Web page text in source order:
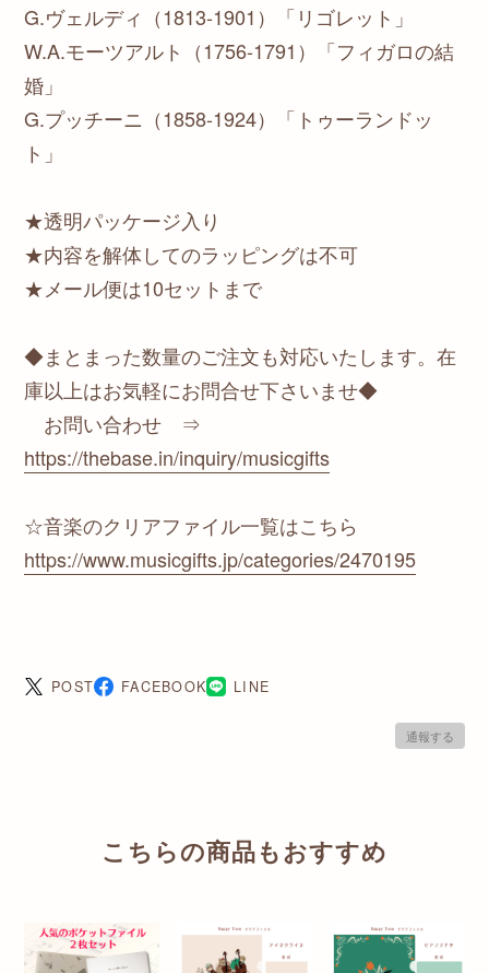
G.ヴェルディ（1813-1901）「リゴレット」
W.A.モーツアルト（1756-1791）「フィガロの結
婚」
G.プッチーニ（1858-1924）「トゥーランドッ
ト」
★透明パッケージ入り
★内容を解体してのラッピングは不可
★メール便は10セットまで
◆まとまった数量のご注文も対応いたします。在
庫以上はお気軽にお問合せ下さいませ◆
お問い合わせ ⇒
https://thebase.in/inquiry/musicgifts
☆音楽のクリアファイル一覧はこちら
https://www.musicgifts.jp/categories/2470195
POST FACEBOOK LINE
通報する
こちらの商品もおすすめ